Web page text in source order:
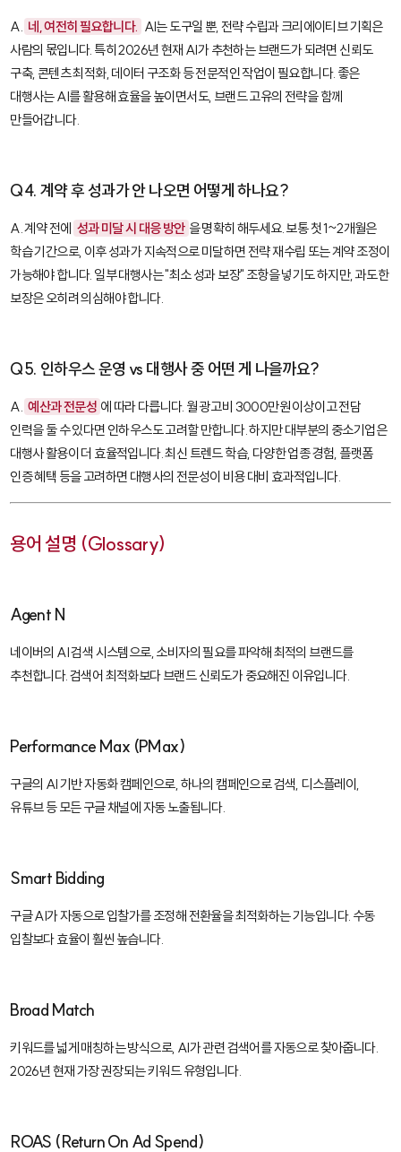
A. 네, 여전히 필요합니다. AI는 도구일 뿐, 전략 수립과 크리에이티브 기획은
사람의 몫입니다. 특히 2026년 현재 AI가 추천하는 브랜드가 되려면 신뢰도
구축, 콘텐츠 최적화, 데이터 구조화 등 전문적인 작업이 필요합니다. 좋은
대행사는 AI를 활용해 효율을 높이면서도, 브랜드 고유의 전략을 함께
만들어갑니다.
Q4. 계약 후 성과가 안 나오면 어떻게 하나요?
A. 계약 전에 성과 미달 시 대응 방안 을 명확히 해두세요. 보통 첫 1~2개월은
학습 기간으로, 이후 성과가 지속적으로 미달하면 전략 재수립 또는 계약 조정이
가능해야 합니다. 일부 대행사는 "최소 성과 보장" 조항을 넣기도 하지만, 과도한
보장은 오히려 의심해야 합니다.
Q5. 인하우스 운영 vs 대행사 중 어떤 게 나을까요?
A. 예산과 전문성 에 따라 다릅니다. 월 광고비 3000만원 이상이고 전담
인력을 둘 수 있다면 인하우스도 고려할 만합니다. 하지만 대부분의 중소기업은
대행사 활용이 더 효율적입니다. 최신 트렌드 학습, 다양한 업종 경험, 플랫폼
인증 혜택 등을 고려하면 대행사의 전문성이 비용 대비 효과적입니다.
용어 설명 (Glossary)
Agent N
네이버의 AI 검색 시스템으로, 소비자의 필요를 파악해 최적의 브랜드를
추천합니다. 검색어 최적화보다 브랜드 신뢰도가 중요해진 이유입니다.
Performance Max (PMax)
구글의 AI 기반 자동화 캠페인으로, 하나의 캠페인으로 검색, 디스플레이,
유튜브 등 모든 구글 채널에 자동 노출됩니다.
Smart Bidding
구글 AI가 자동으로 입찰가를 조정해 전환율을 최적화하는 기능입니다. 수동
입찰보다 효율이 훨씬 높습니다.
Broad Match
키워드를 넓게 매칭하는 방식으로, AI가 관련 검색어를 자동으로 찾아줍니다.
2026년 현재 가장 권장되는 키워드 유형입니다.
ROAS (Return On Ad Spend)